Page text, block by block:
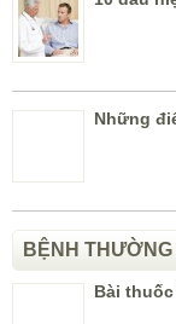
Các triệu
CÂY THUỐC
Đinh